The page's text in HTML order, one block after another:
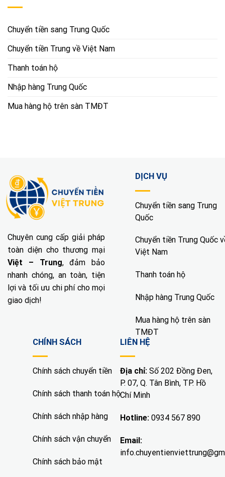
Chuyển tiền sang Trung Quốc
Chuyển tiền Trung về Việt Nam
Thanh toán hộ
Nhập hàng Trung Quốc
Mua hàng hộ trên sàn TMĐT
Chuyên cung cấp giải pháp
toàn diện cho thương mại
Việt – Trung, đảm bảo
nhanh chóng, an toàn, tiện
lợi và tối ưu chi phí cho mọi
giao dịch!
DỊCH VỤ
Chuyển tiền sang Trung
Quốc
Chuyển tiền Trung Quốc
Việt Nam
Thanh toán hộ
Nhập hàng Trung Quốc
Mua hàng hộ trên sàn
TMĐT
CHÍNH SÁCH
Chính sách chuyển tiền
Chính sách thanh toán hộ
Chính sách nhập hàng
Chính sách vận chuyển
Chính sách bảo mật
LIÊN HỆ
Địa chỉ: Số 202 Đồng Đen,
P. 07, Q. Tân Bình, TP. Hồ
Chí Minh
Hotline: 0934 567 890
Email: